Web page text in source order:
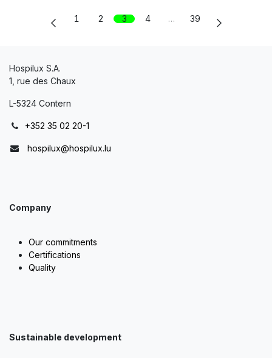
1 2 3 4 … 39
Hospilux S.A.
1, rue des Chaux
L-5324 Contern
+352 35 02 20-1
hospilux@hospilux.lu
Company
Our commitments
Certifications
Quality
Sustainable development